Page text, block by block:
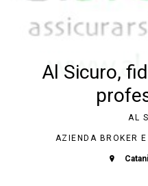
Al Sicuro,
AL
AZIENDA BROKER